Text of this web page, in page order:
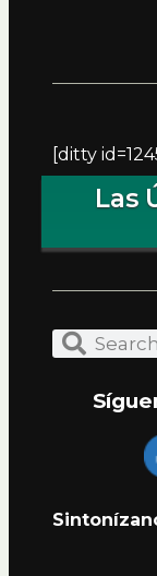
[ditty
Las